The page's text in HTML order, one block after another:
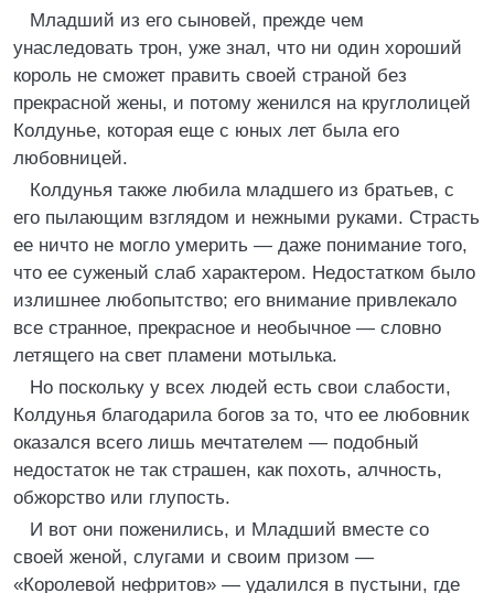
Младший из его сыновей, прежде чем
унаследовать трон, уже знал, что ни один хороший
король не сможет править своей страной без
прекрасной жены, и потому женился на круглолицей
Колдунье, которая еще с юных лет была его
любовницей.
Колдунья также любила младшего из братьев, с
его пылающим взглядом и нежными руками. Страсть
ее ничто не могло умерить — даже понимание того,
что ее суженый слаб характером. Недостатком было
излишнее любопытство; его внимание привлекало
все странное, прекрасное и необычное — словно
летящего на свет пламени мотылька.
Но поскольку у всех людей есть свои слабости,
Колдунья благодарила богов за то, что ее любовник
оказался всего лишь мечтателем — подобный
недостаток не так страшен, как похоть, алчность,
обжорство или глупость.
И вот они поженились, и Младший вместе со
своей женой, слугами и своим призом —
«Королевой нефритов» — удалился в пустыни, где